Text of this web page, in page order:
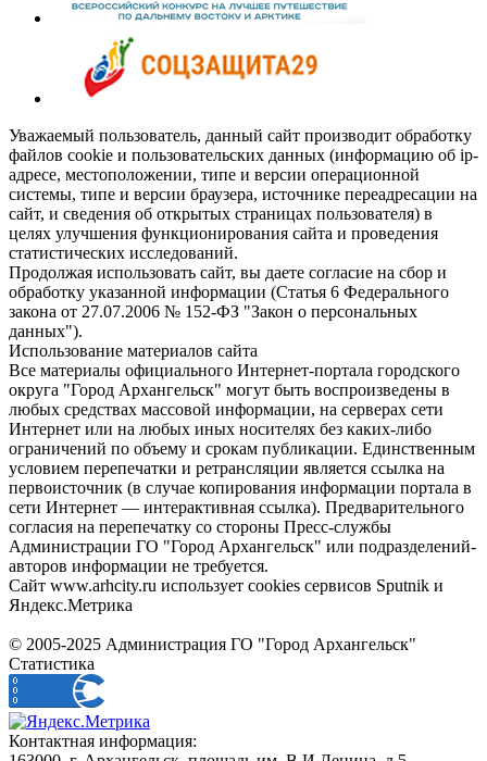
Уважаемый пользователь, данный сайт производит обработку
файлов cookie и пользовательских данных (информацию об ip-
адресе, местоположении, типе и версии операционной
системы, типе и версии браузера, источнике переадресации на
сайт, и сведения об открытых страницах пользователя) в
целях улучшения функционирования сайта и проведения
статистических исследований.
Продолжая использовать сайт, вы даете согласие на сбор и
обработку указанной информации (Статья 6 Федерального
закона от 27.07.2006 № 152-ФЗ "Закон о персональных
данных").
Использование материалов сайта
Все материалы официального Интернет-портала городского
округа "Город Архангельск" могут быть воспроизведены в
любых средствах массовой информации, на серверах сети
Интернет или на любых иных носителях без каких-либо
ограничений по объему и срокам публикации. Единственным
условием перепечатки и ретрансляции является ссылка на
первоисточник (в случае копирования информации портала в
сети Интернет — интерактивная ссылка). Предварительного
согласия на перепечатку со стороны Пресс-службы
Администрации ГО "Город Архангельск" или подразделений-
авторов информации не требуется.
Сайт www.arhcity.ru использует cookies сервисов Sputnik и
Яндекс.Метрика
© 2005-2025 Администрация ГО "Город Архангельск"
Статистика
Контактная информация: